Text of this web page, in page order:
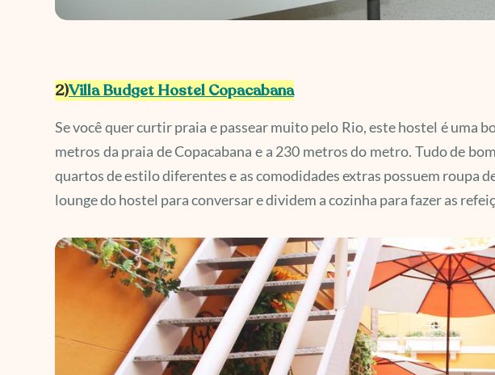
2)Villa Budget Hostel Copacabana
Se você quer curtir praia e passear muito pelo Rio, este hostel é uma
metros da praia de Copacabana e a 230 metros do metro. Tudo de
quartos de estilo diferentes e as comodidades extras possuem roupa
lounge do hostel para conversar e dividem a cozinha para fazer as